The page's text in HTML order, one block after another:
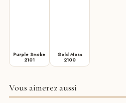
Purple Smoke
2101
Gold Moss
2100
Vous aimerez aussi